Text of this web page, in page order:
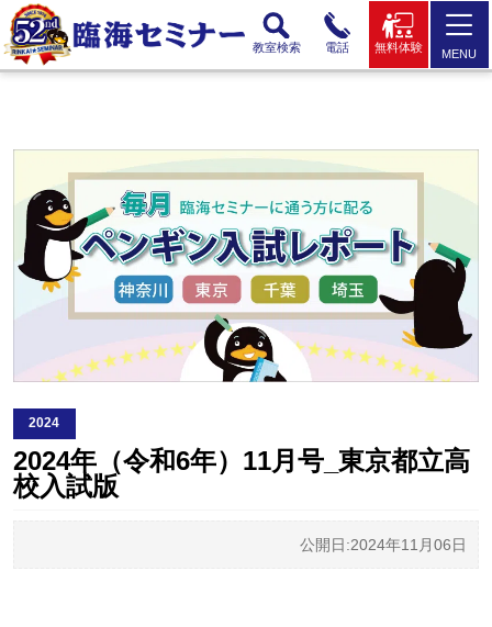
教室検索 電話 無料体験 MENU
2024
2024年（令和6年）11月号_東京都立高
校入試版
公開日:2024年11月06日